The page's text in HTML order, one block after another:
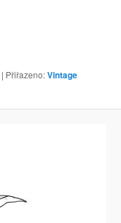
| Přiřazeno:Vintage